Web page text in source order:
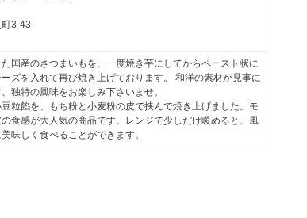
3-43
国産のさつまいもを、一度焼き芋にしてからペースト状に
ズを入れて再び焼き上げております。 和洋の素材が見事に
独特の風味をお楽しみ下さいませ。
粒餡を、もち粉と小麦粉の皮で挟んで焼き上げました。モ
食感が大人気の商品です。レンジで少しだけ暖めると、風
味しく食べることができます。